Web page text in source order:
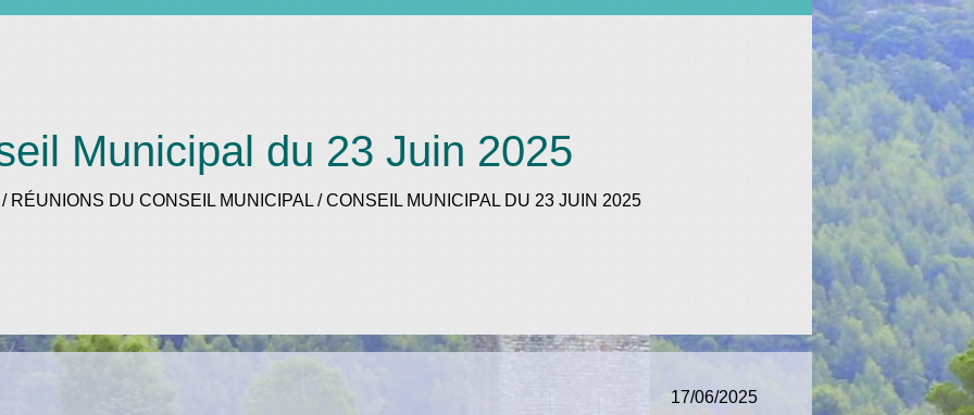
Municipal du 23 Juin 2025
/ RÉUNIONS DU CONSEIL MUNICIPAL /CONSEIL MUNICIPAL DU 23 JUIN 2025
17/06/2025